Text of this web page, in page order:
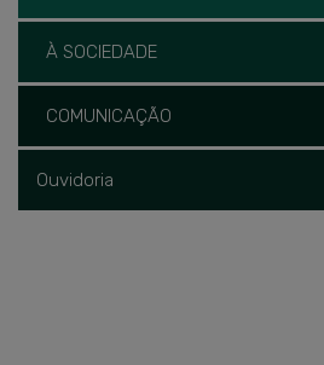
À SOCIEDADE
COMUNICAÇÃO
Ouvidoria